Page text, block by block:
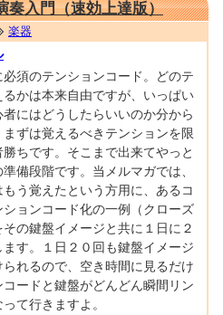
奏入門（速効上達版）
楽器
須のテンションコード。どのテ
るかは本来自由ですが、いっぱい
にはどうしたらいいのか分から
ずは覚えるべきテンションを限
ちです。そこまで出来てやっと
備段階です。当メルマガでは、
もう覚えたという方用に、あるコ
ションコード化の一例（クローズ
の鍵盤イメージと共に１日に２
ます。１日２０回も鍵盤イメージ
れるので、空き時間に見るだけ
ードと鍵盤がどんどん瞬間リン
て行きますよ。